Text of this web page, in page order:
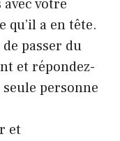
votre
qu’il a en tête.
passer du
et répondez-
personne
et